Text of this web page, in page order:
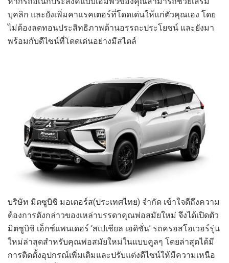
บุคลิก และยังเพิ่มคาแรคเตอร์ที่โดดเด่นให้แก่ตัวคุณเอง โดย
ไม่ต้องลดทอนประสิทธิภาพด้านอรรถะประโยชน์ และยังมา
พร้อมกับดีไซน์ที่โดดเด่นอย่างมีสไตล์
บริษัท มิตซูบิชิ มอเตอร์ส(ประเทศไทย) จำกัด เข้าใจดีถึงความ
ต้องการดังกล่าวของเหล่าบรรดาคุณพ่อสมัยใหม่ จึงได้เปิดตัว
มิตซูบิชิ เอ็กซ์แพนเดอร์ ‘สเปเชียล เอดิชั่น’ รถครอสโอเวอร์รุ่น
ใหม่ล่าสุดสำหรับคุณพ่อสมัยใหม่ในแบบคูลๆ โดยล่าสุดได้มี
การติดตั้งอุปกรณ์เพิ่มเติมและปรับแต่งดีไซน์ให้มีความเหนือ